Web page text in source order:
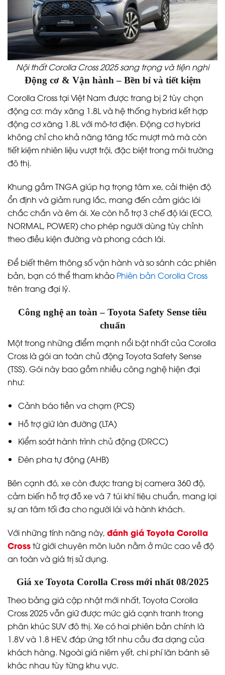
Nội thất Corolla Cross 2025 sang trọng và tiện nghi
Động cơ & Vận hành – Bền bỉ và tiết kiệm
Corolla Cross tại Việt Nam được trang bị 2 tùy chọn
động cơ: máy xăng 1.8L và hệ thống hybrid kết hợp
động cơ xăng 1.8L với mô-tơ điện. Động cơ hybrid
không chỉ cho khả năng tăng tốc mượt mà mà còn
tiết kiệm nhiên liệu vượt trội, đặc biệt trong môi trường
đô thị.
Khung gầm TNGA giúp hạ trọng tâm xe, cải thiện độ
ổn định và giảm rung lắc, mang đến cảm giác lái
chắc chắn và êm ái. Xe còn hỗ trợ 3 chế độ lái (ECO,
NORMAL, POWER) cho phép người dùng tùy chỉnh
theo điều kiện đường và phong cách lái.
Để biết thêm thông số vận hành và so sánh các phiên
bản, bạn có thể tham khảo Phiên bản Corolla Cross
trên trang đại lý.
Công nghệ an toàn – Toyota Safety Sense tiêu
chuẩn
Một trong những điểm mạnh nổi bật nhất của Corolla
Cross là gói an toàn chủ động Toyota Safety Sense
(TSS). Gói này bao gồm nhiều công nghệ hiện đại
như:
Cảnh báo tiền va chạm (PCS)
Hỗ trợ giữ làn đường (LTA)
Kiểm soát hành trình chủ động (DRCC)
Đèn pha tự động (AHB)
Bên cạnh đó, xe còn được trang bị camera 360 độ,
cảm biến hỗ trợ đỗ xe và 7 túi khí tiêu chuẩn, mang lại
sự an tâm tối đa cho người lái và hành khách.
Với những tính năng này, đánh giá Toyota Corolla
Crosstừ giới chuyên môn luôn nằm ở mức cao về độ
an toàn và giá trị sử dụng.
Giá xe Toyota Corolla Cross mới nhất 08/2025
Theo bảng giá cập nhật mới nhất, Toyota Corolla
Cross 2025 vẫn giữ được mức giá cạnh tranh trong
phân khúc SUV đô thị. Xe có hai phiên bản chính là
1.8V và 1.8 HEV, đáp ứng tốt nhu cầu đa dạng của
khách hàng. Ngoài giá niêm yết, chi phí lăn bánh sẽ
khác nhau tùy từng khu vực.